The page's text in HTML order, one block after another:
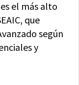
el más alto
que
según
y